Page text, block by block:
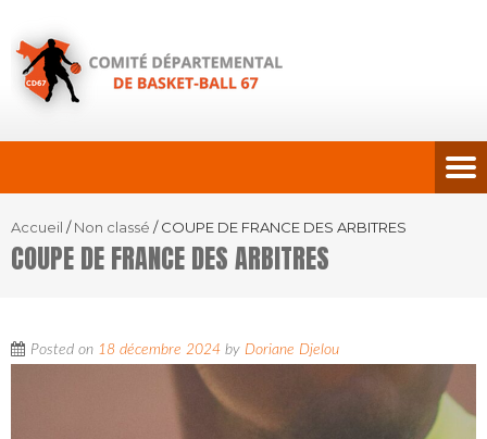
Accueil /Non classé /COUPE DE FRANCE DES ARBITRES
COUPE DE FRANCE DES ARBITRES
Posted on 18 décembre 2024 by Doriane Djelou